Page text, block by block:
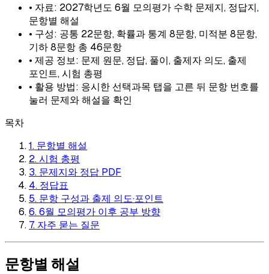
• 자료: 2027학년도 6월 모의평가 수학 문제지, 정답지,
문항별 해설
• 구성: 공통 22문항, 확률과 통계 8문항, 미적분 8문항,
기하 8문항 총 46문항
• 제공 정보: 문제 원문, 정답, 풀이, 출제자 의도, 출제
포인트, 시험 총평
• 활용 방법: 응시한 선택과목 탭을 고른 뒤 문항 번호를
눌러 문제와 해설을 확인
목차
1. 문항별 해설
2. 시험 총평
3. 문제지와 정답 PDF
4. 정답표
5. 문항 구성과 출제 의도·포인트
6. 6월 모의평가 이후 공부 방향
7. 자주 묻는 질문
문항별 해설